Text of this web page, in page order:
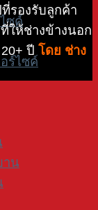
ซค์
ร์ไซค์
าน
รองรับลูกค้า
ให้ช่างข้างนอก
ปี โดย ช่าง